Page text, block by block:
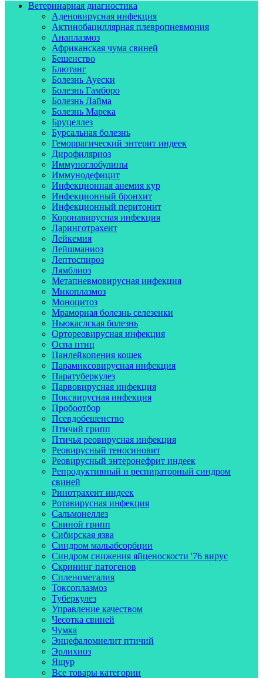
Ветеринарная диагностика
Аденовирусная инфекция
Актинобациллярная плевропневмония
Анаплазмоз
Африканская чума свиней
Бешенство
Блютанг
Болезнь Ауески
Болезнь Гамборо
Болезнь Лайма
Болезнь Марека
Бруцеллез
Бурсальная болезнь
Геморрагический энтерит индеек
Дирофиляриоз
Иммуноглобулины
Иммунодефицит
Инфекционная анемия кур
Инфекционный бронхит
Инфекционный перитонит
Коронавирусная инфекция
Ларинготрахеит
Лейкемия
Лейшманиоз
Лептоспироз
Лямблиоз
Метапневмовирусная инфекция
Микоплазмоз
Моноцитоз
Мраморная болезнь селезенки
Ньюкаслская болезнь
Ортореовирусная инфекция
Оспа птиц
Панлейкопения кошек
Парамиксовирусная инфекция
Паратуберкулез
Парвовирусная инфекция
Поксвирусная инфекция
Пробоотбор
Псевдобешенство
Птичий грипп
Птичья реовирусная инфекция
Реовирусный теносиновит
Реовирусный энтеронефрит индеек
Репродуктивный и респираторный синдром
свиней
Ринотрахеит индеек
Ротавирусная инфекция
Сальмонеллез
Свиной грипп
Сибирская язва
Синдром мальабсорбции
Синдром снижения яйценоскости '76 вирус
Скрининг патогенов
Спленомегалия
Токсоплазмоз
Туберкулез
Управление качеством
Чесотка свиней
Чумка
Энцефаломиелит птичий
Эрлихиоз
Ящур
Все товары категории